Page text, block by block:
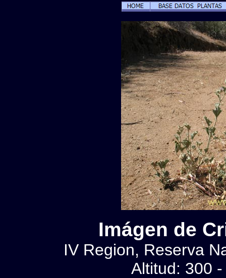
Imágen de
IV Region, Reserva
Altitud: 300